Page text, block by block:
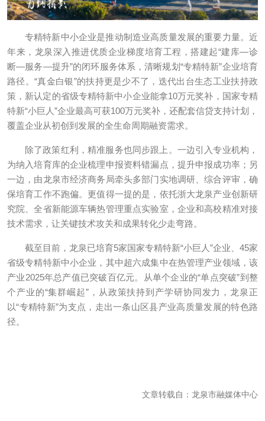
专精特新中小企业是推动制造业高质量发展的重要力量。近
年来，龙泉深入推进优质企业梯度培育工程，搭建起“建库—诊
断—服务—提升”的闭环服务体系，清晰规划“专精特新”企业培育
路径。“真金白银”的扶持更是少不了，迭代出台生态工业扶持政
策，新认定的省级专精特新中小企业能拿10万元奖补，国家专精
特新“小巨人”企业最高可获100万元奖补，还配套信贷支持计划，
覆盖企业从初创到发展的全生命周期融资需求。
除了政策红利，精准服务也同步跟上。一边引入专业机构，
为纳入培育库的企业梳理申报资料错漏点，提升申报成功率；另
一边，由龙泉市经济商务局牵头多部门实地调研、综合评审，确
保培育工作不跑偏。更值得一提的是，依托浙大龙泉产业创新研
究院、全省新能源车辆热管理重点实验室，企业和高校精准对接
技术需求，让关键技术攻关和成果转化少走弯路。
截至目前，龙泉已培育5家国家专精特新“小巨人”企业、45家
省级专精特新中小企业，其中超六成集中在热管理产业领域，该
产业2025年总产值已突破百亿元。从单个企业的“单点突破”到整
个产业的“集群崛起”，从政策扶持到产学研协同发力，龙泉正
以“专精特新”为支点，走出一条山区县产业高质量发展的特色路
径。
文章转载自：龙泉市融媒体中心